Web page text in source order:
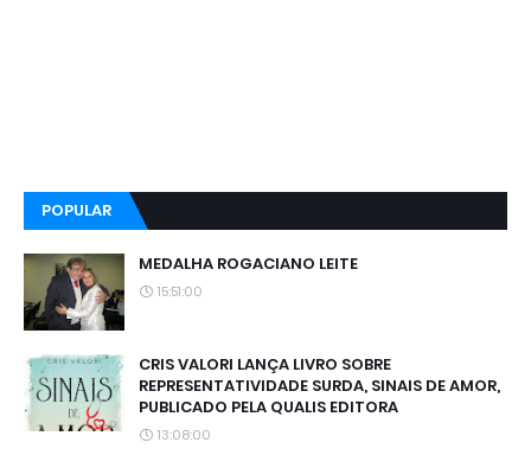
POPULAR
MEDALHA ROGACIANO LEITE
15:51:00
CRIS VALORI LANÇA LIVRO SOBRE
REPRESENTATIVIDADE SURDA, SINAIS DE AMOR,
PUBLICADO PELA QUALIS EDITORA
13:08:00